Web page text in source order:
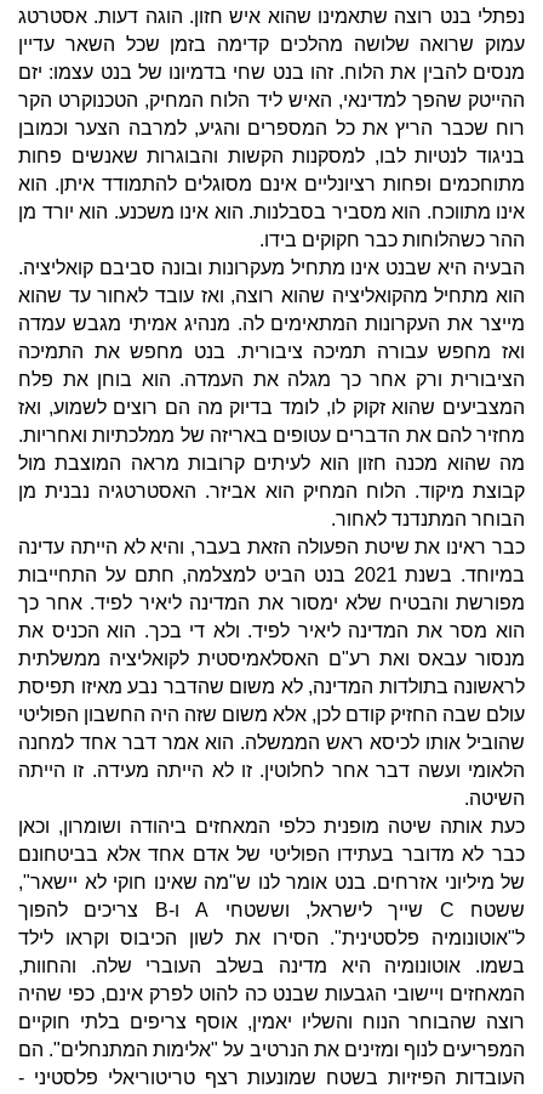
נפתלי בנט רוצה שתאמינו שהוא איש חזון. הוגה דעות. אסטרטג
עמוק שרואה שלושה מהלכים קדימה בזמן שכל השאר עדיין
מנסים להבין את הלוח. זהו בנט שחי בדמיונו של בנט עצמו: יזם
ההייטק שהפך למדינאי, האיש ליד הלוח המחיק, הטכנוקרט הקר
רוח שכבר הריץ את כל המספרים והגיע, למרבה הצער וכמובן
בניגוד לנטיות לבו, למסקנות הקשות והבוגרות שאנשים פחות
מתוחכמים ופחות רציונליים אינם מסוגלים להתמודד איתן. הוא
אינו מתווכח. הוא מסביר בסבלנות. הוא אינו משכנע. הוא יורד מן
ההר כשהלוחות כבר חקוקים בידו.
הבעיה היא שבנט אינו מתחיל מעקרונות ובונה סביבם קואליציה.
הוא מתחיל מהקואליציה שהוא רוצה, ואז עובד לאחור עד שהוא
מייצר את העקרונות המתאימים לה. מנהיג אמיתי מגבש עמדה
ואז מחפש עבורה תמיכה ציבורית. בנט מחפש את התמיכה
הציבורית ורק אחר כך מגלה את העמדה. הוא בוחן את פלח
המצביעים שהוא זקוק לו, לומד בדיוק מה הם רוצים לשמוע, ואז
מחזיר להם את הדברים עטופים באריזה של ממלכתיות ואחריות.
מה שהוא מכנה חזון הוא לעיתים קרובות מראה המוצבת מול
קבוצת מיקוד. הלוח המחיק הוא אביזר. האסטרטגיה נבנית מן
הבוחר המתנדנד לאחור.
כבר ראינו את שיטת הפעולה הזאת בעבר, והיא לא הייתה עדינה
במיוחד. בשנת 2021 בנט הביט למצלמה, חתם על התחייבות
מפורשת והבטיח שלא ימסור את המדינה ליאיר לפיד. אחר כך
הוא מסר את המדינה ליאיר לפיד. ולא די בכך. הוא הכניס את
מנסור עבאס ואת רע"ם האסלאמיסטית לקואליציה ממשלתית
לראשונה בתולדות המדינה, לא משום שהדבר נבע מאיזו תפיסת
עולם שבה החזיק קודם לכן, אלא משום שזה היה החשבון הפוליטי
שהוביל אותו לכיסא ראש הממשלה. הוא אמר דבר אחד למחנה
הלאומי ועשה דבר אחר לחלוטין. זו לא הייתה מעידה. זו הייתה
השיטה.
כעת אותה שיטה מופנית כלפי המאחזים ביהודה ושומרון, וכאן
כבר לא מדובר בעתידו הפוליטי של אדם אחד אלא בביטחונם
של מיליוני אזרחים. בנט אומר לנו ש"מה שאינו חוקי לא יישאר",
ששטח C שייך לישראל, וששטחי A ו-B צריכים להפוך
ל"אוטונומיה פלסטינית". הסירו את לשון הכיבוס וקראו לילד
בשמו. אוטונומיה היא מדינה בשלב העוברי שלה. והחוות,
המאחזים ויישובי הגבעות שבנט כה להוט לפרק אינם, כפי שהיה
רוצה שהבוחר הנוח והשליו יאמין, אוסף צריפים בלתי חוקיים
המפריעים לנוף ומזינים את הנרטיב על "אלימות המתנחלים". הם
העובדות הפיזיות בשטח שמונעות רצף טריטוריאלי פלסטיני -